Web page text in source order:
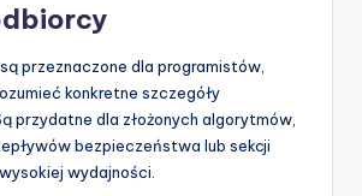
przeznaczone dla programistów,
konkretne szczegóły
przydatne dla złożonych algorytmów,
bezpieczeństwa lub sekcji
wydajności.